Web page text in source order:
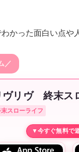
かった面白い点や
／
ヴリヴ 終末ス
スローライフ